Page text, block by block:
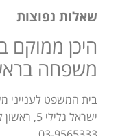
שאלות נפוצות
היכן ממוקם
משפחה
בית המשפט לענייני
ישראל